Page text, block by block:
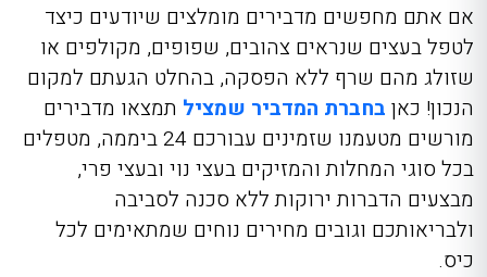
אם אתם מחפשים מדבירים מומלצים שיודעים כיצד
לטפל בעצים שנראים צהובים, שפופים, מקולפים או
שזולג מהם שרף ללא הפסקה, בהחלט הגעתם למקום
הנכון! כאן בחברת המדביר שמציל תמצאו מדבירים
מורשים מטעמנו שזמינים עבורכם 24 ביממה, מטפלים
בכל סוגי המחלות והמזיקים בעצי נוי ובעצי פרי,
מבצעים הדברות ירוקות ללא סכנה לסביבה
ולבריאותכם וגובים מחירים נוחים שמתאימים לכל
כיס.